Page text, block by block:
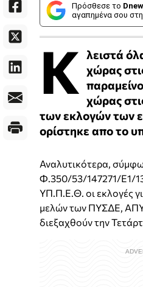
Πρόσθεσε το
αγαπημένα σου
Κ λειστά
χώρας
χώρας
των εκλογών των
ορίστηκε απο το
Αναλυτικότερα,
Φ.350/53/147271/Ε1/
ΥΠ.Π.Ε.Θ. οι εκλογές
μελών των ΠΥΣΔΕ,
διεξαχθούν την